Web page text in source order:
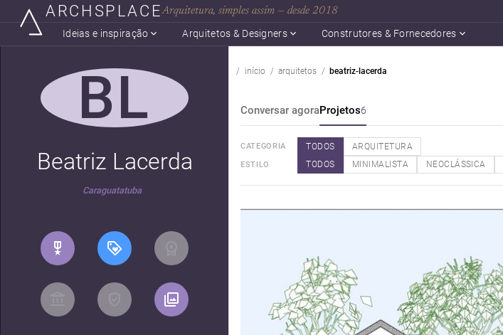
ARCHSPLACEArquitetura, simples assim — desde 2018
Ideias e inspiração Arquitetos & Designers Construtores & Fornecedores
BL
Beatriz Lacerda
Caraguatatuba
início arquitetos beatriz-lacerda
Conversar agoraProjetos6
CATEGORIA TODOS ARQUITETURA
ESTILO TODOS MINIMALISTA NEOCLÁSSICA